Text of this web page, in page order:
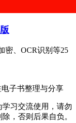
密、OCR识别等25
子书整理与分享
习交流使用，请勿
，否则后果自负。